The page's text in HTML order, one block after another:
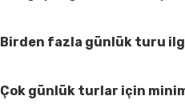
Birden fazla günlük turu
Çok günlük turlar için